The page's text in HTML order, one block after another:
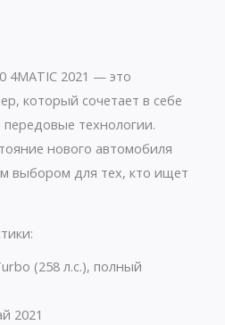
4MATIC 2021 — это
который сочетает в себе
технологии.
нового автомобиля
выбором для тех, кто ищет
(258 л.с.), полный
2021